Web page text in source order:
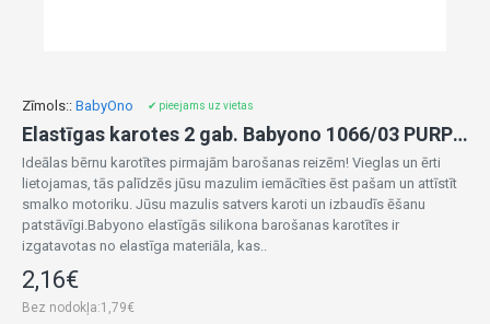
Zīmols:: BabyOno ✔ pieejams uz vietas
Elastīgas karotes 2 gab. Babyono 1066/03 PURPLE
Ideālas bērnu karotītes pirmajām barošanas reizēm! Vieglas un ērti
lietojamas, tās palīdzēs jūsu mazulim iemācīties ēst pašam un attīstīt
smalko motoriku. Jūsu mazulis satvers karoti un izbaudīs ēšanu
patstāvīgi.Babyono elastīgās silikona barošanas karotītes ir
izgatavotas no elastīga materiāla, kas..
2,16€
Bez nodokļa:1,79€